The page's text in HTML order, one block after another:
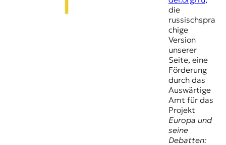
die
russischspra
chige
Version
unserer
Seite, eine
Förderung
durch das
Auswärtige
Amt für das
Projekt
Europa und
seine
Debatten: